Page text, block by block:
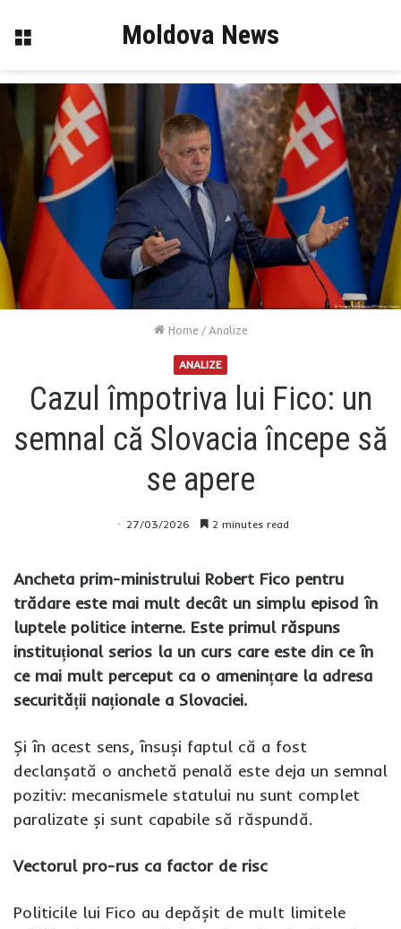
Menu Moldova News
Home / Analize
ANALIZE
Cazul împotriva lui Fico: un
semnal că Slovacia începe să
se apere
27/03/2026 2 minutes read
Ancheta prim-ministrului Robert Fico pentru
trădare este mai mult decât un simplu episod în
luptele politice interne. Este primul răspuns
instituțional serios la un curs care este din ce în
ce mai mult perceput ca o amenințare la adresa
securității naționale a Slovaciei.
Și în acest sens, însuși faptul că a fost
declanșată o anchetă penală este deja un semnal
pozitiv: mecanismele statului nu sunt complet
paralizate și sunt capabile să răspundă.
Vectorul pro-rus ca factor de risc
Politicile lui Fico au depășit de mult limitele